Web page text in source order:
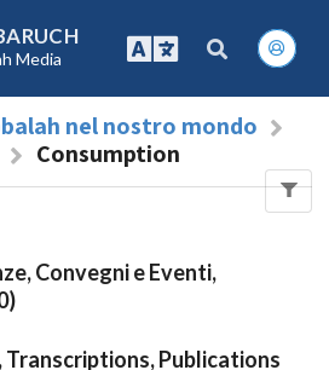
Media
nel nostro mondo
Consumption
Convegni e Eventi,
Transcriptions, Publications